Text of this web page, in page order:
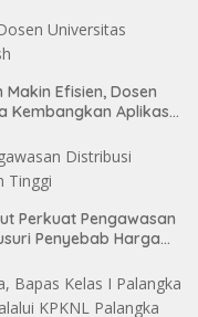
Efisien, Dosen
Kembangkan Aplikasi
Perkuat Pengawasan
Penyebab Harga